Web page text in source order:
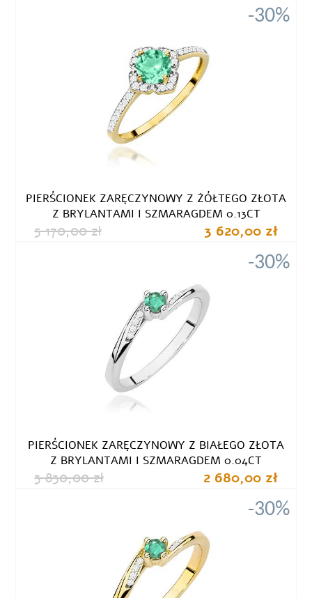
-30%
PIERŚCIONEK ZARĘCZYNOWY Z ŻÓŁTEGO ZŁOTA
Z BRYLANTAMI I SZMARAGDEM 0.13CT
5 170,00 zł 3 620,00 zł
-30%
PIERŚCIONEK ZARĘCZYNOWY Z BIAŁEGO ZŁOTA
Z BRYLANTAMI I SZMARAGDEM 0.04CT
3 830,00 zł 2 680,00 zł
-30%